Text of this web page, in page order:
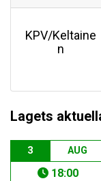
KPV/Keltaine
n
Lagets
3 AUG
18:00